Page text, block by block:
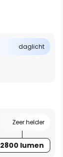
daglicht
Zeer helder
2800 lumen